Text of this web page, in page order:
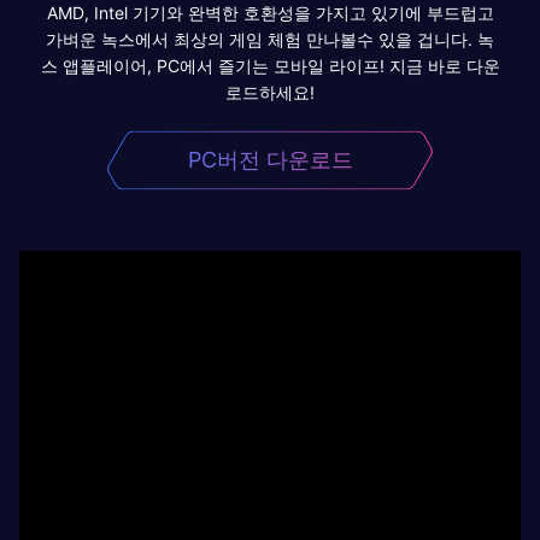
AMD, Intel 기기와 완벽한 호환성을 가지고 있기에 부드럽고
가벼운 녹스에서 최상의 게임 체험 만나볼수 있을 겁니다. 녹
스 앱플레이어, PC에서 즐기는 모바일 라이프! 지금 바로 다운
로드하세요!
PC버전 다운로드